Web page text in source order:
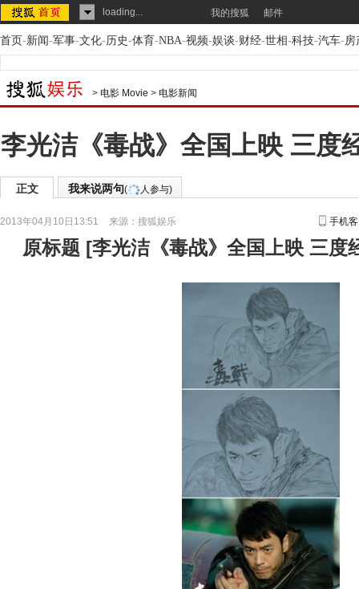
loading... 我的搜狐 邮件
首页-新闻-军事-文化-历史-体育-NBA-视频-娱谈-财经-世相-科技-汽车-房
> 电影 Movie > 电影新闻
李光洁《毒战》全国上映 三度
正文 我来说两句( 人参与)
2013年04月10日13:51 来源： 搜狐娱乐 手机
原标题 [李光洁《毒战》全国上映 三度